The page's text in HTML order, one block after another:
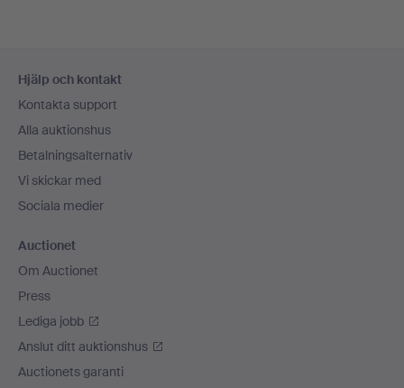
Hjälp och kontakt
Kontakta support
Alla auktionshus
Betalningsalternativ
Vi skickar med
Sociala medier
Auctionet
Om Auctionet
Press
Lediga jobb
Anslut ditt auktionshus
Auctionets garanti